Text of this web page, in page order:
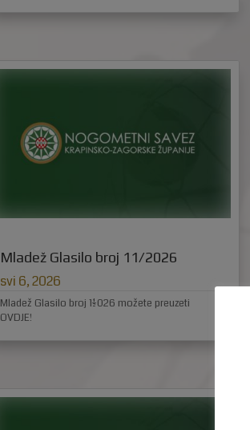
Mladež Glasilo broj 11/2026
svi 6, 2026
Mladež Glasilo broj 11/2026 možete preuzeti
OVDJE!